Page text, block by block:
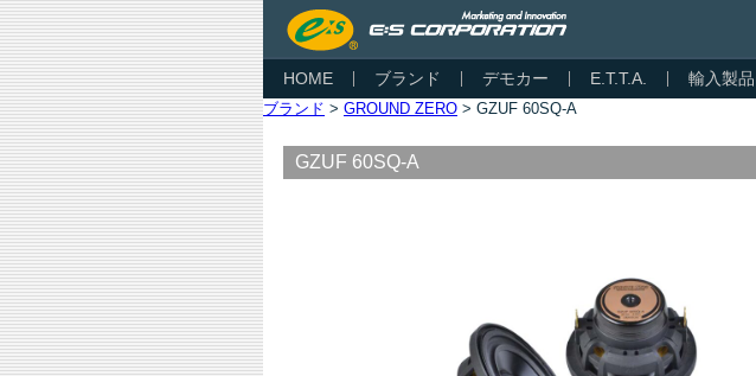
HOME ブランド デモカー E.T.T.A. 輸入製
ブランド > GROUND ZERO > GZUF 60SQ-A
GZUF 60SQ-A